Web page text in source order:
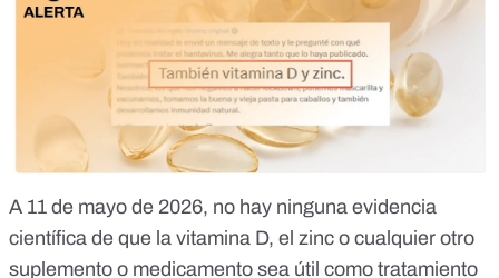
A 11 de mayo de 2026, no hay ninguna evidencia
científica de que la vitamina D, el zinc o cualquier otro
suplemento o medicamento sea útil como tratamiento